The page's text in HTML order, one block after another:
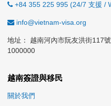
+84 355 225 995 (24/7 支援 /
info@vietnam-visa.org
地址： 越南河內市阮友洪街117
1000000
越南簽證與移民
關於我們